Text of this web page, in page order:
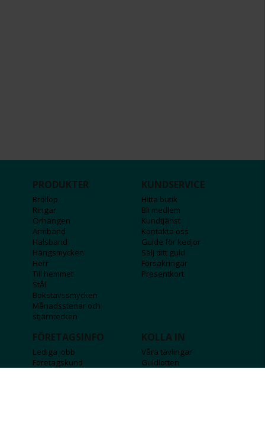
PRODUKTER
Bröllop
Ringar
Örhängen
Armband
Halsband
Hängsmycken
Herr
Till hemmet
Stål
Bokstavssmycken
Månadsstenar och
stjärntecken
KUNDSERVICE
Hitta butik
Bli medlem
Kundtjänst
Kontakta oss
Guide för kedjor
Sälj ditt guld
Försäkringar
Presentkort
FÖRETAGSINFO
Lediga jobb
Företagskund
KOLLA IN
Våra tävlingar
Guldlotten